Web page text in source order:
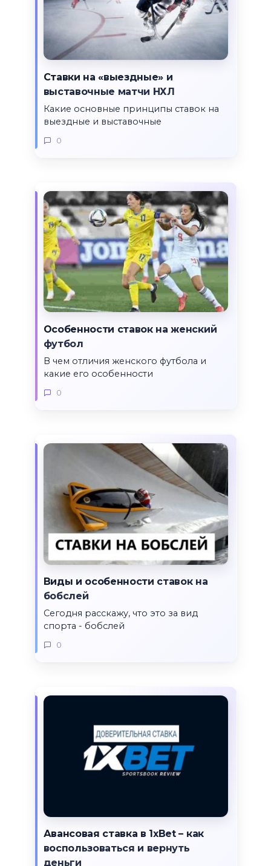
Ставки на «выездные» и
выставочные матчи НХЛ
Какие основные принципы ставок на
выездные и выставочные
0
Особенности ставок на женский
футбол
В чем отличия женского футбола и
какие его особенности
0
Виды и особенности ставок на
бобслей
Сегодня расскажу, что это за вид
спорта - бобслей
0
Авансовая ставка в 1хBet – как
воспользоваться и вернуть
деньги